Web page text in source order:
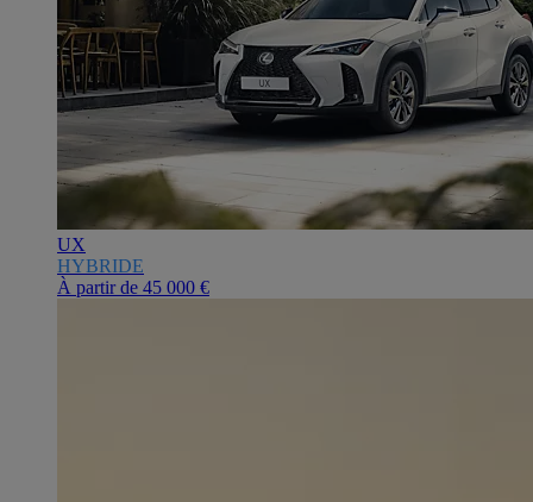
UX
HYBRIDE
À partir de 45 000 €